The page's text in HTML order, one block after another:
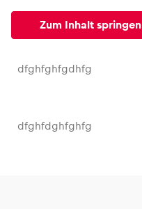
Zum Inhalt springen
dfghfghfgdhfg
dfghfdghfghfg